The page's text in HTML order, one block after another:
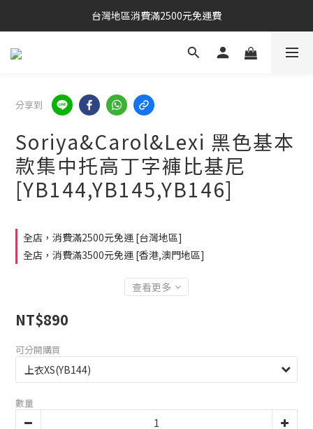
台灣地區消費滿2500元免運費
分享到
Soriya&Carol&Lexi 黑色基本
款集中托高丁字褲比基尼
[YB144,YB145,YB146]
全店，消費滿2500元免運 [台灣地區]
全店，消費滿3500元免運 [香港,澳門地區]
查看更多
NT$890
可分開購買
數量